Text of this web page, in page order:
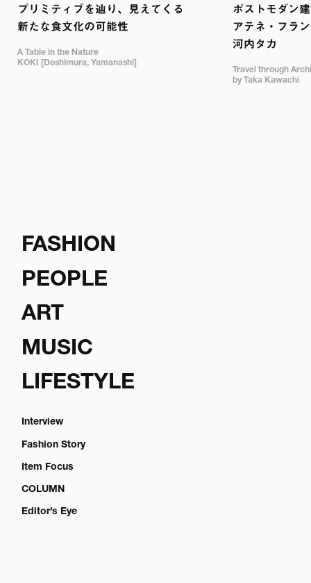
プリミティブを辿り、見えてくる
新たな食文化の可能性
A Table in the Nature
KOKI [Doshimura, Yamanashi]
ポストモダン
アテネ・フラ
河内タカ
Travel through
by Taka Kawachi
FASHION
PEOPLE
ART
MUSIC
LIFESTYLE
Interview
Fashion Story
Item Focus
COLUMN
Editor’s Eye